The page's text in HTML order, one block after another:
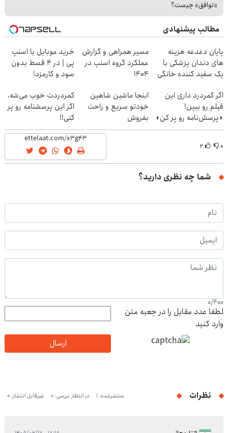
«توافق» چیست؟
مطالب پیشنهادی
پایان دغدغه هزینه
های دندان پزشکی با
پک سفید کننده خانگی
مسیر همراهی و گزارش
عملکرد گروه اسنپ در
۱۴۰۴
خرید موبایل با اسنپ
پی | در ۴ قسط بدون
سود و کارمزد!
اگر کمردرد داری این
فیلم رو ببین!
◗پرسش‌نامه رو پر کن◖
ابنجا ماشین شاهین
خودتو سریع و راحت
بفروش
کمردردت خوب می‌شه،
اگر این پرسشنامه رو پر
کنی!!
۰ ۲
شما چه نظری دارید؟
0/400
لطفا عدد مقابل را در جعبه متن
وارد کنید
ارسال
نظرات منتشرشده: 1 در انتظار بررسی: 0 غیرقابل انتشار: 0